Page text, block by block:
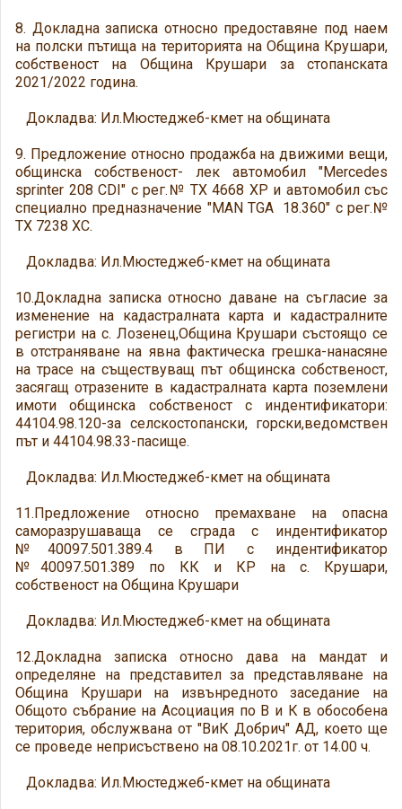
8. Докладна записка относно предоставяне под наем
на полски пътища на територията на Община Крушари,
собственост на Община Крушари за стопанската
2021/2022 година.
Докладва: Ил.Мюстеджеб-кмет на общината
9. Предложение относно продажба на движими вещи,
общинска собственост- лек автомобил "Mercedes
sprinter 208 CDI" с рег.№ ТХ 4668 ХР и автомобил със
специално предназначение "MAN TGA 18.360" с рег.№
ТХ 7238 ХС.
Докладва: Ил.Мюстеджеб-кмет на общината
10.Докладна записка относно даване на съгласие за
изменение на кадастралната карта и кадастралните
регистри на с. Лозенец,Община Крушари състоящо се
в отстраняване на явна фактическа грешка-нанасяне
на трасе на съществуващ път общинска собственост,
засягащ отразените в кадастралната карта поземлени
имоти общинска собственост с индентификатори:
44104.98.120-за селскостопански, горски,ведомствен
път и 44104.98.33-пасище.
Докладва: Ил.Мюстеджеб-кмет на общината
11.Предложение относно премахване на опасна
саморазрушаваща се сграда с индентификатор
№40097.501.389.4 в ПИ с индентификатор
№40097.501.389 по КК и КР на с. Крушари,
собственост на Община Крушари
Докладва: Ил.Мюстеджеб-кмет на общината
12.Докладна записка относно дава на мандат и
определяне на представител за представляване на
Община Крушари на извънредното заседание на
Общото събрание на Асоциация по В и К в обособена
територия, обслужвана от "ВиК Добрич" АД, което ще
се проведе неприсъствено на 08.10.2021г. от 14.00 ч.
Докладва: Ил.Мюстеджеб-кмет на общината